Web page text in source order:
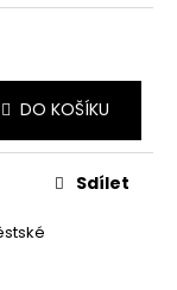
DO KOŠÍKU
Sdílet